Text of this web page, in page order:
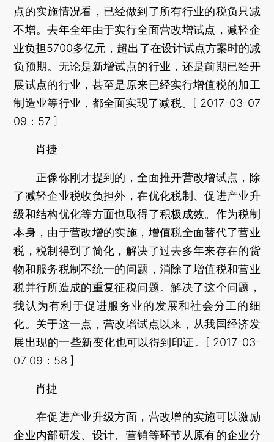
点的实施情况看，已经做到了所有行业的税负只减
不增。去年全年由于实行全面营改增试点，减轻企
业负担5700多亿元，超出了在设计试点方案时的减
负预期。无论是新增试点的行业，还是前期已经开
展试点的行业，甚至是原来已经实行增值税的加工
制造业等行业，都全面实现了减税。[ 2017-03-07
09：57 ]
肖捷
正像你刚才提到的，全面推开营改增试点，除
了减轻企业税收负担外，在优化税制、促进产业升
级和结构优化等方面也取得了积极成效。作为税制
本身，由于营改增的实施，增值税全面替代了营业
税，税制得到了简化，解决了过去多年来存在的货
物和服务税制不统一的问题，消除了增值税和营业
税并行所造成的重复征税问题。解决了这个问题，
我认为有利于促进服务业的发展和社会分工的细
化。关于这一点，营改增试点以来，从我国经济发
展出现的一些新变化也可以得到印证。[ 2017-03-
07 09：58 ]
肖捷
在促进产业升级方面，营改增的实施可以激励
企业内部研发、设计、营销等环节从原有的企业分